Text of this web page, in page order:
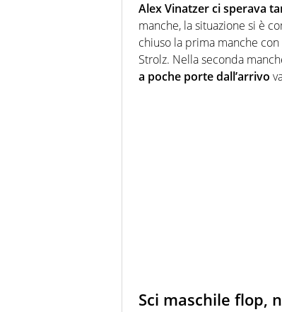
Alex Vinatzer ci sperava
manche, la situazione si è
chiuso la prima manche
Strolz. Nella seconda
a poche porte dall’arrivo
Sci maschile flop,